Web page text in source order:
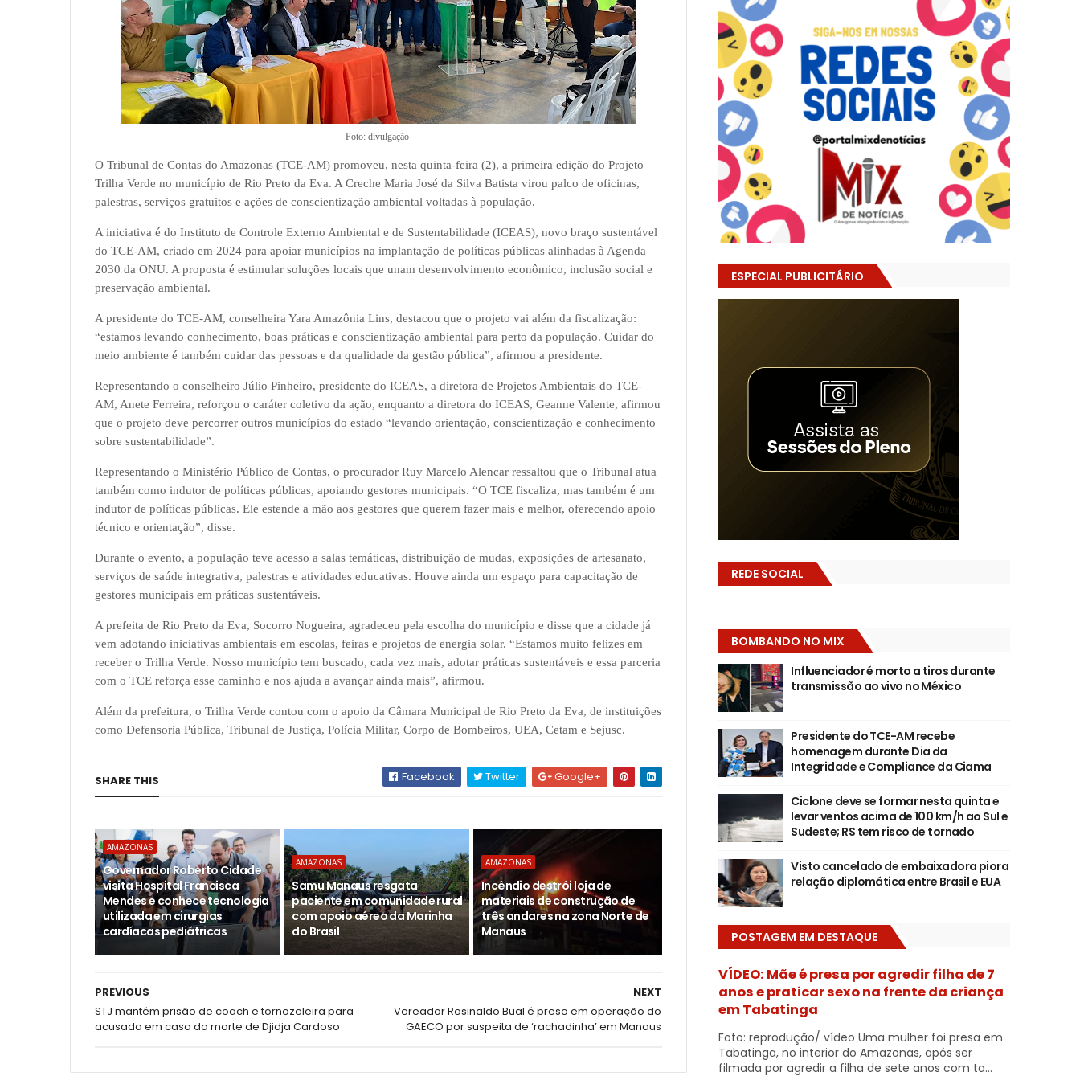
Foto: divulgação
O Tribunal de Contas do Amazonas (TCE-AM) promoveu, nesta quinta-feira (2), a primeira edição do Projeto
Trilha Verde no município de Rio Preto da Eva. A Creche Maria José da Silva Batista virou palco de oficinas,
palestras, serviços gratuitos e ações de conscientização ambiental voltadas à população.
A iniciativa é do Instituto de Controle Externo Ambiental e de Sustentabilidade (ICEAS), novo braço sustentável
do TCE-AM, criado em 2024 para apoiar municípios na implantação de políticas públicas alinhadas à Agenda
2030 da ONU. A proposta é estimular soluções locais que unam desenvolvimento econômico, inclusão social e
preservação ambiental.
A presidente do TCE-AM, conselheira Yara Amazônia Lins, destacou que o projeto vai além da fiscalização:
“estamos levando conhecimento, boas práticas e conscientização ambiental para perto da população. Cuidar do
meio ambiente é também cuidar das pessoas e da qualidade da gestão pública”, afirmou a presidente.
Representando o conselheiro Júlio Pinheiro, presidente do ICEAS, a diretora de Projetos Ambientais do TCE-
AM, Anete Ferreira, reforçou o caráter coletivo da ação, enquanto a diretora do ICEAS, Geanne Valente, afirmou
que o projeto deve percorrer outros municípios do estado “levando orientação, conscientização e conhecimento
sobre sustentabilidade”.
Representando o Ministério Público de Contas, o procurador Ruy Marcelo Alencar ressaltou que o Tribunal atua
também como indutor de políticas públicas, apoiando gestores municipais. “O TCE fiscaliza, mas também é um
indutor de políticas públicas. Ele estende a mão aos gestores que querem fazer mais e melhor, oferecendo apoio
técnico e orientação”, disse.
Durante o evento, a população teve acesso a salas temáticas, distribuição de mudas, exposições de artesanato,
serviços de saúde integrativa, palestras e atividades educativas. Houve ainda um espaço para capacitação de
gestores municipais em práticas sustentáveis.
A prefeita de Rio Preto da Eva, Socorro Nogueira, agradeceu pela escolha do município e disse que a cidade já
vem adotando iniciativas ambientais em escolas, feiras e projetos de energia solar. “Estamos muito felizes em
receber o Trilha Verde. Nosso município tem buscado, cada vez mais, adotar práticas sustentáveis e essa parceria
com o TCE reforça esse caminho e nos ajuda a avançar ainda mais”, afirmou.
Além da prefeitura, o Trilha Verde contou com o apoio da Câmara Municipal de Rio Preto da Eva, de instituições
como Defensoria Pública, Tribunal de Justiça, Polícia Militar, Corpo de Bombeiros, UEA, Cetam e Sejusc.
SHARE THIS Facebook Twitter Google+
AMAZONAS
Governador Roberto Cidade
visita Hospital Francisca
Mendes e conhece tecnologia
utilizada em cirurgias
cardíacas pediátricas
AMAZONAS
Samu Manaus resgata
paciente em comunidade rural
com apoio aéreo da Marinha
do Brasil
AMAZONAS
Incêndio destrói loja de
materiais de construção de
três andares na zona Norte de
Manaus
NEXT
Vereador Rosinaldo Bual é preso em operação do
GAECO por suspeita de ‘rachadinha’ em Manaus
PREVIOUS
STJ mantém prisão de coach e tornozeleira para
acusada em caso da morte de Djidja Cardoso
ESPECIAL PUBLICITÁRIO
REDE SOCIAL
BOMBANDO NO MIX
Influenciador é morto a tiros durante
transmissão ao vivo no México
Presidente do TCE-AM recebe
homenagem durante Dia da
Integridade e Compliance da Ciama
Ciclone deve se formar nesta quinta e
levar ventos acima de 100 km/h ao Sul e
Sudeste; RS tem risco de tornado
Visto cancelado de embaixadora piora
relação diplomática entre Brasil e EUA
POSTAGEM EM DESTAQUE
VÍDEO: Mãe é presa por agredir filha de 7
anos e praticar sexo na frente da criança
em Tabatinga
Foto: reprodução/ vídeo Uma mulher foi presa em
Tabatinga, no interior do Amazonas, após ser
filmada por agredir a filha de sete anos com ta...